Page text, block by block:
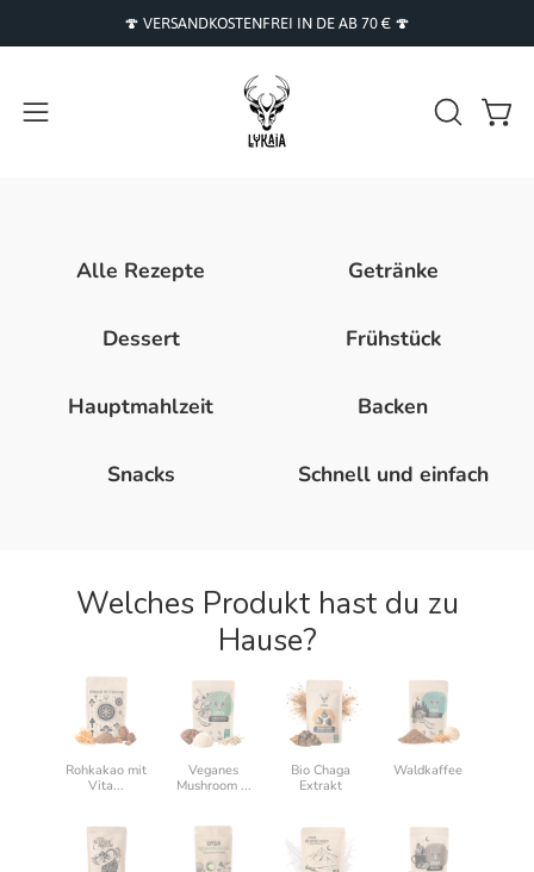
überspringen
🍄 VERSANDKOSTENFREI IN DE AB 70 € 🍄
Navigationsmenü
Alle Rezepte Getränke
Dessert Frühstück
Hauptmahlzeit Backen
Snacks Schnell und einfach
Welches Produkt hast du zu
Hause?
Rohkakao mit
Vita...
Veganes
Mushroom ...
Bio Chaga
Extrakt
Waldkaffee